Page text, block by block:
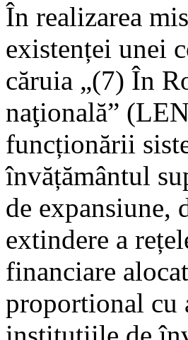
În realizarea
existenței unei
căruia „(7) În
naţională”
funcționării
învățământul
de expansiune,
extindere a
financiare
proportional cu